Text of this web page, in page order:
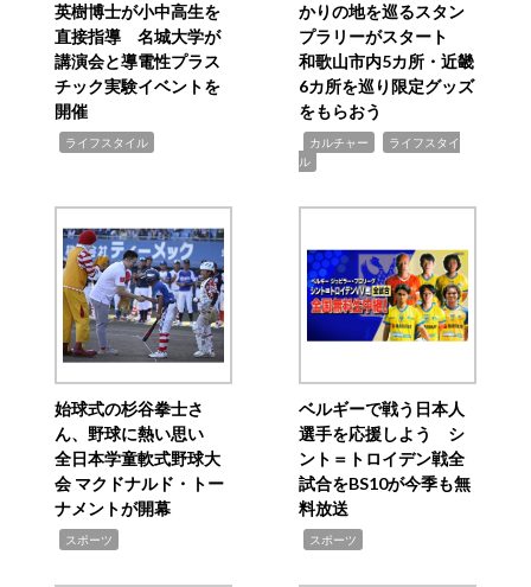
英樹博士が小中高生を
直接指導 名城大学が
講演会と導電性プラス
チック実験イベントを
開催
ライフスタイル
かりの地を巡るスタン
プラリーがスタート
和歌山市内5カ所・近畿
6カ所を巡り限定グッズ
をもらおう
カルチャー
ライフスタイ
ル
始球式の杉谷拳士さ
ん、野球に熱い思い
全日本学童軟式野球大
会 マクドナルド・トー
ナメントが開幕
スポーツ
ベルギーで戦う日本人
選手を応援しよう シ
ント＝トロイデン戦全
試合をBS10が今季も無
料放送
スポーツ